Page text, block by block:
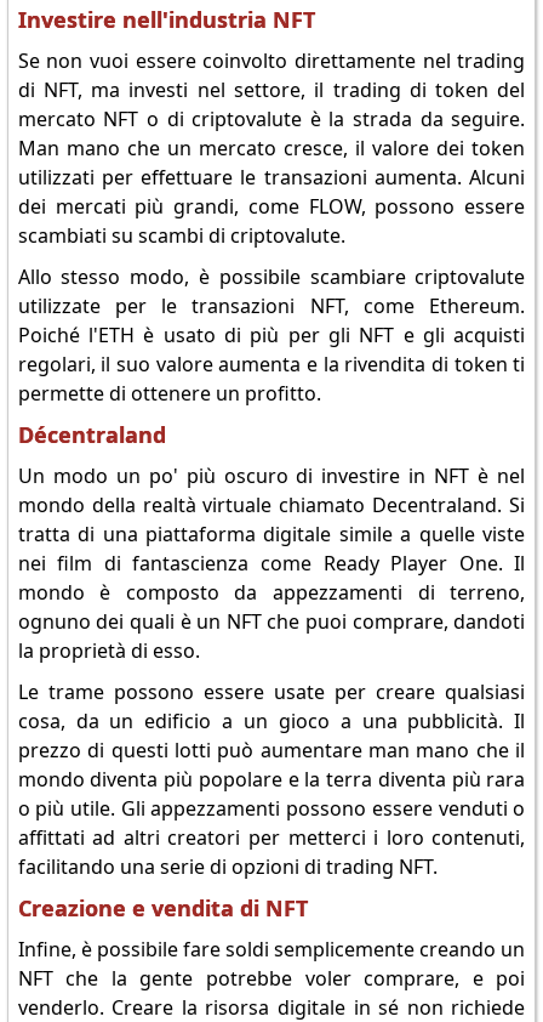
Investire nell'industria NFT
Se non vuoi essere coinvolto direttamente nel trading
di NFT, ma investi nel settore, il trading di token del
mercato NFT o di criptovalute è la strada da seguire.
Man mano che un mercato cresce, il valore dei token
utilizzati per effettuare le transazioni aumenta. Alcuni
dei mercati più grandi, come FLOW, possono essere
scambiati su scambi di criptovalute.
Allo stesso modo, è possibile scambiare criptovalute
utilizzate per le transazioni NFT, come Ethereum.
Poiché l'ETH è usato di più per gli NFT e gli acquisti
regolari, il suo valore aumenta e la rivendita di token ti
permette di ottenere un profitto.
Décentraland
Un modo un po' più oscuro di investire in NFT è nel
mondo della realtà virtuale chiamato Decentraland. Si
tratta di una piattaforma digitale simile a quelle viste
nei film di fantascienza come Ready Player One. Il
mondo è composto da appezzamenti di terreno,
ognuno dei quali è un NFT che puoi comprare, dandoti
la proprietà di esso.
Le trame possono essere usate per creare qualsiasi
cosa, da un edificio a un gioco a una pubblicità. Il
prezzo di questi lotti può aumentare man mano che il
mondo diventa più popolare e la terra diventa più rara
o più utile. Gli appezzamenti possono essere venduti o
affittati ad altri creatori per metterci i loro contenuti,
facilitando una serie di opzioni di trading NFT.
Creazione e vendita di NFT
Infine, è possibile fare soldi semplicemente creando un
NFT che la gente potrebbe voler comprare, e poi
venderlo. Creare la risorsa digitale in sé non richiede